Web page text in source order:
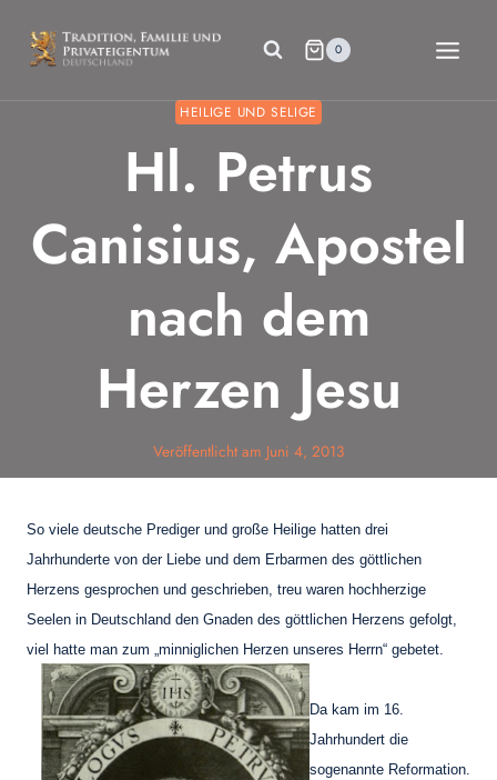
Inhalt
springen
0
HEILIGE UND SELIGE
Hl. Petrus
Canisius, Apostel
nach dem
Herzen Jesu
Veröffentlicht am Juni 4, 2013
So viele deutsche Prediger und große Heilige hatten drei
Jahrhunderte von der Liebe und dem Erbarmen des göttlichen
Herzens gesprochen und geschrieben, treu waren hochherzige
Seelen in Deutschland den Gnaden des göttlichen Herzens gefolgt,
viel hatte man zum „minniglichen Herzen unseres Herrn“ gebetet.
Da kam im 16.
Jahrhundert die
sogenannte Reformation.